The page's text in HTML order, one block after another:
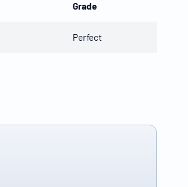
Grade
Perfect